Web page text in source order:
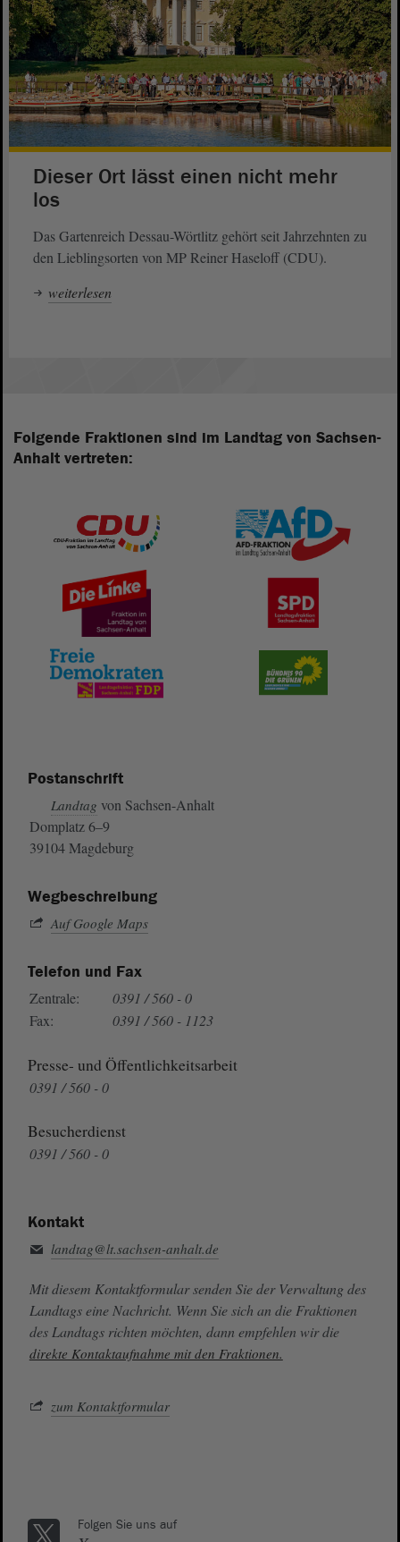
Dieser Ort lässt einen nicht mehr
los
Das Gartenreich Dessau-Wörtlitz gehört seit Jahrzehnten zu
den Lieblingsorten von MP Reiner Haseloff (CDU).
weiterlesen
Folgende Fraktionen sind im Landtag von Sachsen-
Anhalt vertreten:
Postanschrift
Landtag von Sachsen-Anhalt
Domplatz 6–9
39104 Magdeburg
Wegbeschreibung
Auf Google Maps
Telefon und Fax
Zentrale:
0391 / 560 - 0
Fax:
0391 / 560 - 1123
Presse- und Öffentlichkeitsarbeit
0391 / 560 - 0
Besucherdienst
0391 / 560 - 0
Kontakt
landtag@lt.sachsen-anhalt.de
Mit diesem Kontaktformular senden Sie der Verwaltung des
Landtags eine Nachricht. Wenn Sie sich an die Fraktionen
des Landtags richten möchten, dann empfehlen wir die
direkte Kontaktaufnahme mit den Fraktionen.
zum Kontaktformular
Folgen Sie uns auf